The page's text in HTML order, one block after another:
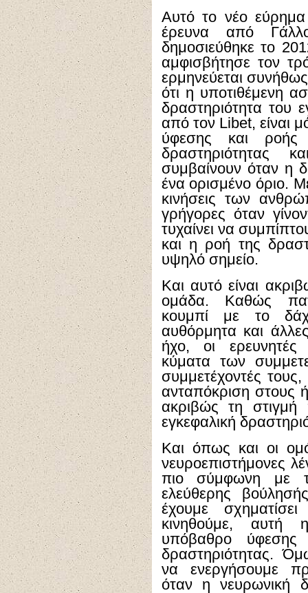
Αυτό το νέο εύρημα
έρευνα από
δημοσιεύθηκε το
αμφισβήτησε τον
ερμηνεύεται
ότι η υποτιθέμενη
δραστηριότητα του
από τον Libet, είναι
ύφεσης και ροής
δραστηριότητας
συμβαίνουν όταν η
ένα ορισμένο όριο.
κινήσεις των
γρήγορες όταν
τυχαίνει να
και η ροή της
υψηλό σημείο.
Και αυτό είναι
ομάδα. Καθώς
κουμπί με το
αυθόρμητα και
ήχο, οι ερευνητές
κύματα των
συμμετέχοντές
ανταπόκριση στους
ακριβώς τη
εγκεφαλική
Και όπως και οι
νευροεπιστήμονες
πιο σύμφωνη με
ελεύθερης
έχουμε
κινηθούμε, αυτή
υπόβαθρο
δραστηριότητας.
να ενεργήσουμε
όταν η νευρωνική